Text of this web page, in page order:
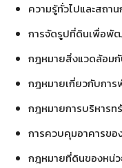
ความรู้ทั่วไปและสถ
การจัดรูปที่ดินเพื่อ
กฎหมายสิ่งแวดล้อม
กฎหมายเกี่ยวกับกา
กฎหมายการบริหาร
การควบคุมอาคารขอ
กฎหมายที่ดินของหน่